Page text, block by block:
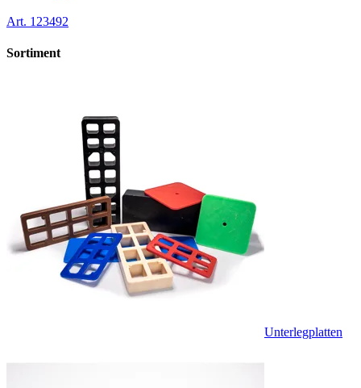
Art. 123492
Sortiment
Unterlegplatten